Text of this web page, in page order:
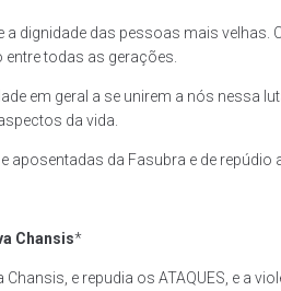
dignidade das pessoas mais
todas as gerações.
em geral a se unirem a nós nessa
da vida.
da Fasubra e de repúdio
Chansis*
e repudia os ATAQUES, e a